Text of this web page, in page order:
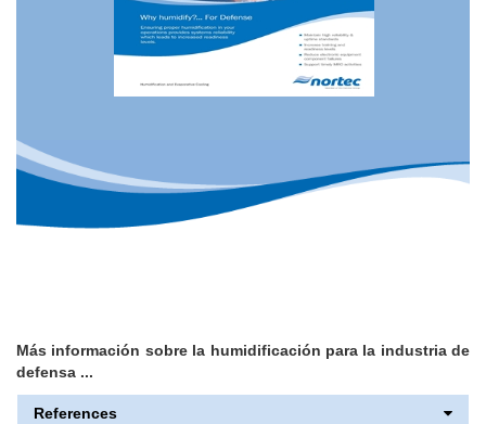
Más información sobre la humidificación para la industria de
defensa ...
References